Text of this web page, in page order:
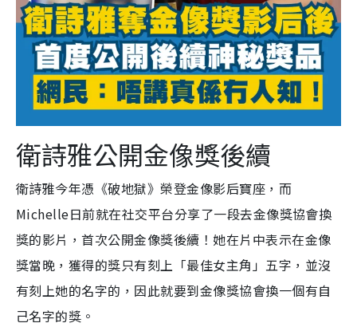
衛詩雅公開金像獎後續
衛詩雅今年憑《破地獄》榮登金像影后寶座，而
Michelle日前就在社交平台分享了一段去金像獎協會換
獎的影片，首次公開金像獎後續！她在片中表示在金像
獎當晚，獲得的獎只有刻上「最佳女主角」五字，並沒
有刻上她的名字的，因此就要到金像獎協會換一個有自
己名字的獎。